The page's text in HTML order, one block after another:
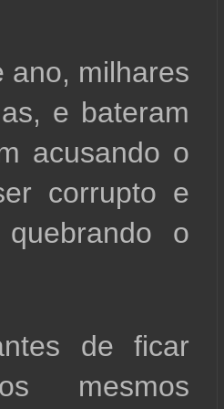
ano, milhares
e bateram
acusando o
corrupto e
o
de ficar
mesmos